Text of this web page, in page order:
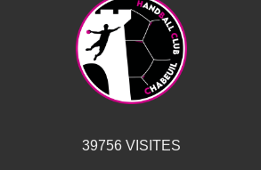
39756VISITES